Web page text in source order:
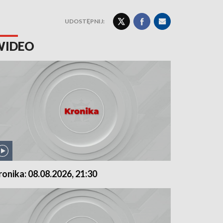
UDOSTĘPNIJ:
08.08.2026, 21:30